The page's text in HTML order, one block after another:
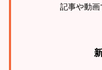
記事や動画